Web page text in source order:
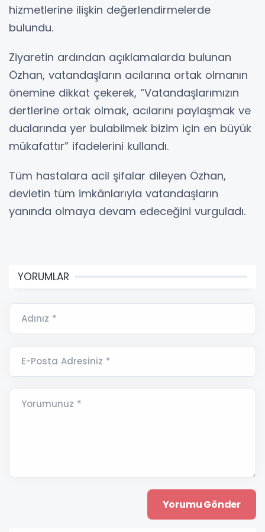
hizmetlerine ilişkin değerlendirmelerde
bulundu.
Ziyaretin ardından açıklamalarda bulunan
Özhan, vatandaşların acılarına ortak olmanın
önemine dikkat çekerek, “Vatandaşlarımızın
dertlerine ortak olmak, acılarını paylaşmak ve
dualarında yer bulabilmek bizim için en büyük
mükafattır” ifadelerini kullandı.
Tüm hastalara acil şifalar dileyen Özhan,
devletin tüm imkânlarıyla vatandaşların
yanında olmaya devam edeceğini vurguladı.
YORUMLAR
Adınız *
E-Posta Adresiniz *
Yorumunuz *